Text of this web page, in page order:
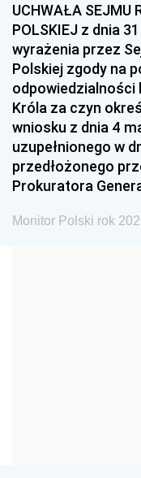
1996
1993
1990
1987
1984
1981
1978
1975
UCHWAŁA SEJMU
POLSKIEJ z dnia
wyrażenia przez
Polskiej zgody na
odpowiedzialności
Króla za czyn
wniosku z dnia 4
uzupełnionego w
przedłożonego
Prokuratora
Monitor Polski rok